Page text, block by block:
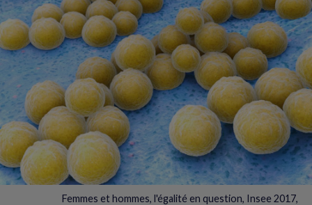
Femmes et hommes, l'égalité en question, Insee 2017,